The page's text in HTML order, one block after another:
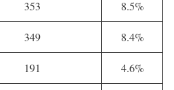
353 8.5%
349 8.4%
191 4.6%